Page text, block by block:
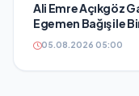
Ali Emre Açıkgöz
Egemen Bağış ile
05.08.2026 05:00